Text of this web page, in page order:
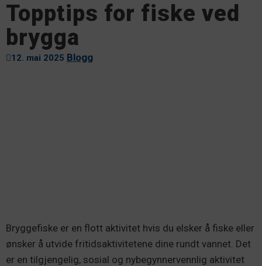
Topptips for fiske ved
brygga
12. mai 2025 Blogg
Bryggefiske er en flott aktivitet hvis du elsker å fiske eller
ønsker å utvide fritidsaktivitetene dine rundt vannet. Det
er en tilgjengelig, sosial og nybegynnervennlig aktivitet